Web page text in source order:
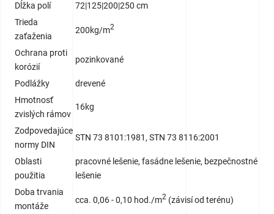
Dĺžka polí
72|125|200|250 cm
Trieda
zaťaženia
200kg/m2
Ochrana proti
korózií
pozinkované
Podlážky
drevené
Hmotnosť
zvislých rámov
16kg
Zodpovedajúce
normy DIN
STN 73 8101:1981, STN 73 8116:2001
Oblasti
použitia
pracovné lešenie, fasádne lešenie, bezpečnostné
lešenie
Doba trvania
montáže
cca. 0,06 - 0,10 hod./m2 (závisí od terénu)